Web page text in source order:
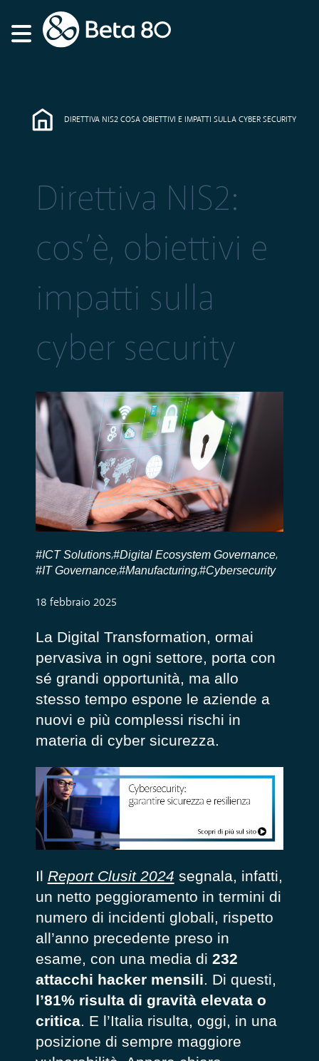
DIRETTIVA NIS2 COSA OBIETTIVI E IMPATTI SULLA CYBER SECURITY
Direttiva NIS2:
cos’è, obiettivi e
impatti sulla
cyber security
#ICT Solutions,#Digital Ecosystem Governance,
#IT Governance,#Manufacturing,#Cybersecurity
18 febbraio 2025
La Digital Transformation, ormai
pervasiva in ogni settore, porta con
sé grandi opportunità, ma allo
stesso tempo espone le aziende a
nuovi e più complessi rischi in
materia di cyber sicurezza.
Il Report Clusit 2024 segnala, infatti,
un netto peggioramento in termini di
numero di incidenti globali, rispetto
all’anno precedente preso in
esame, con una media di 232
attacchi hacker mensili. Di questi,
l’81% risulta di gravità elevata o
critica. E l’Italia risulta, oggi, in una
posizione di sempre maggiore